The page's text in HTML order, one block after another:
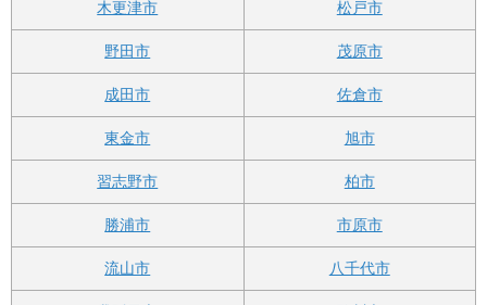
木更津市 松戸市
野田市 茂原市
成田市 佐倉市
東金市 旭市
習志野市 柏市
勝浦市 市原市
流山市 八千代市